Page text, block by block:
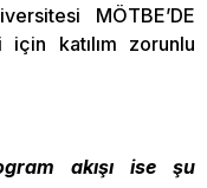
MÖTBE’DE
katılım zorunlu
akışı ise şu